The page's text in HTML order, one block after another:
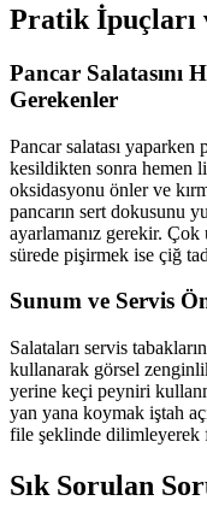
Pratik İpuçları
Pancar Salatasını
Gerekenler
Pancar salatası
kesildikten sonra hemen
oksidasyonu önler ve
pancarın sert dokusunu
ayarlamanız gerekir. Çok
sürede pişirmek ise çiğ
Sunum ve Servis
Salataları servis
kullanarak görsel
yerine keçi peyniri
yan yana koymak iştah
file şeklinde dilimleyerek
Sık Sorulan